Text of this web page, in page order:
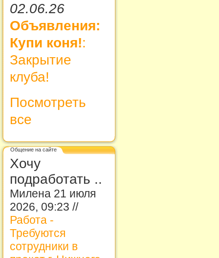
02.06.26
Объявления:
Купи коня!:
Закрытие
клуба!
Посмотреть
все
Общение на сайте
Хочу
подработать ..
Милена 21 июля
2026, 09:23 //
Работа -
Требуются
сотрудники в